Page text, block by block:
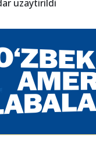
mablagʻlarini
uzaytirildi